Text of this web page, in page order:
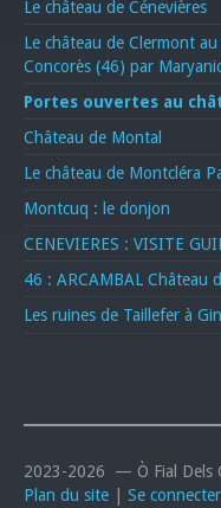
Le château de Cénevières
Le château de Clermont
Concorès (46) par
Portes ouvertes au
Château de Montal
Le château de Montcléra
Montcuq : le donjon
CENEVIERES : VISITE
46 : ARCAMBAL Château
Les ruines de Taillefer à
2023-2026 — Ò Fial Dels
Plan du site | Se connecter